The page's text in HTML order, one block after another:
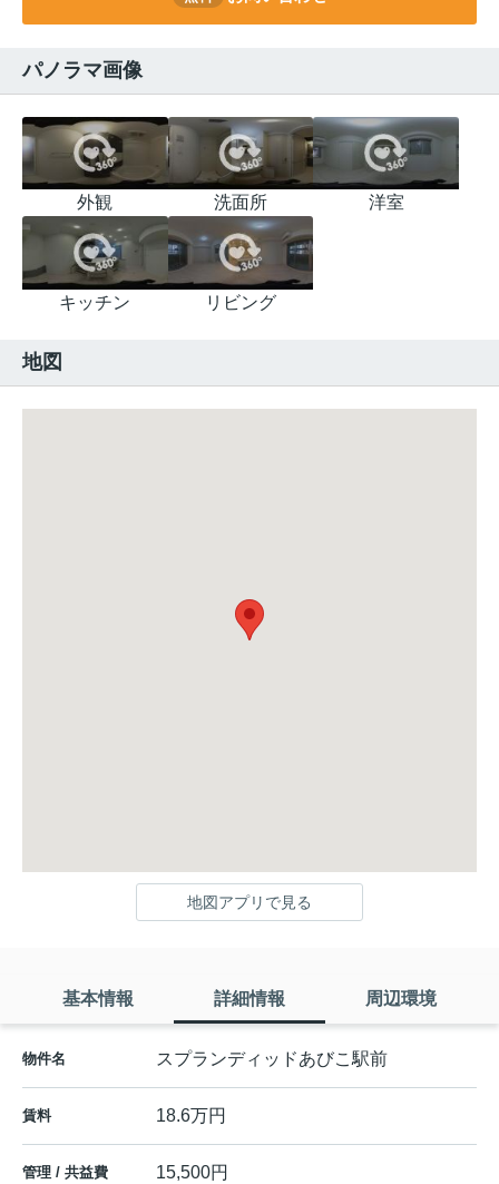
パノラマ画像
外観 洗面所 洋室
キッチン リビング
地図
地図アプリで見る
基本情報 詳細情報 周辺環境
物件名 スプランディッドあびこ駅前
賃料 18.6万円
管理 / 共益費 15,500円